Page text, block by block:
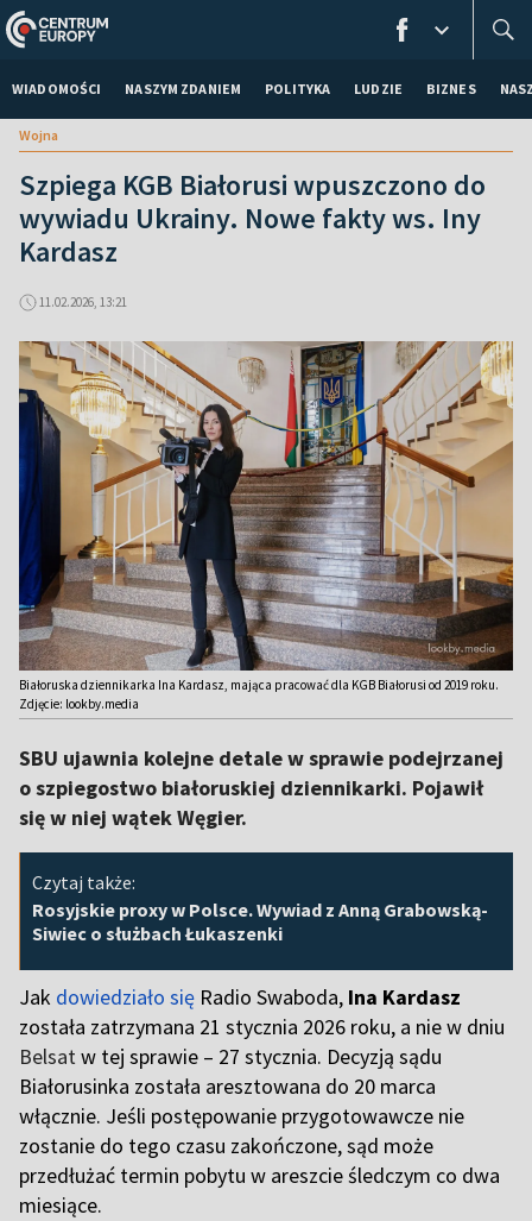
WIADOMOŚCI NASZYM ZDANIEM POLITYKA LUDZIE BIZNES
Wojna
Szpiega KGB Białorusi wpuszczono do
wywiadu Ukrainy. Nowe fakty ws. Iny
Kardasz
11.02.2026, 13:21
Białoruska dziennikarka Ina Kardasz, mająca pracować dla KGB Białorusi od 2019 roku.
Zdjęcie: lookby.media
SBU ujawnia kolejne detale w sprawie podejrzanej
o szpiegostwo białoruskiej dziennikarki. Pojawił
się w niej wątek Węgier.
Czytaj także:
Rosyjskie proxy w Polsce. Wywiad z Anną Grabowską-
Siwiec o służbach Łukaszenki
Jak dowiedziało się Radio Swaboda, Ina Kardasz
została zatrzymana 21 stycznia 2026 roku, a nie w dniu
Belsatw tej sprawie – 27 stycznia. Decyzją sądu
Białorusinka została aresztowana do 20 marca
włącznie. Jeśli postępowanie przygotowawcze nie
zostanie do tego czasu zakończone, sąd może
przedłużać termin pobytu w areszcie śledczym co dwa
miesiące.